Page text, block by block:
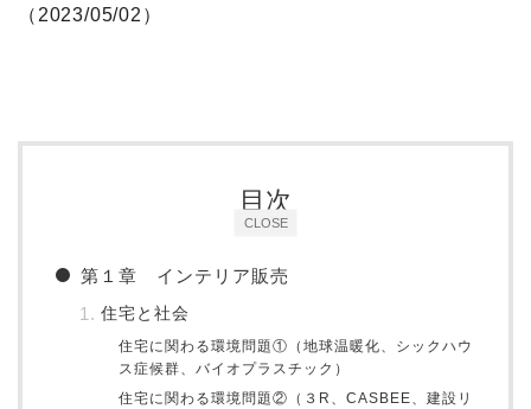
（2023/05/02）
CLOSE
目次
第１章 インテリア販売
住宅と社会
住宅に関わる環境問題①（地球温暖化、シックハウ
ス症候群、バイオプラスチック）
住宅に関わる環境問題②（３R、CASBEE、建設リ